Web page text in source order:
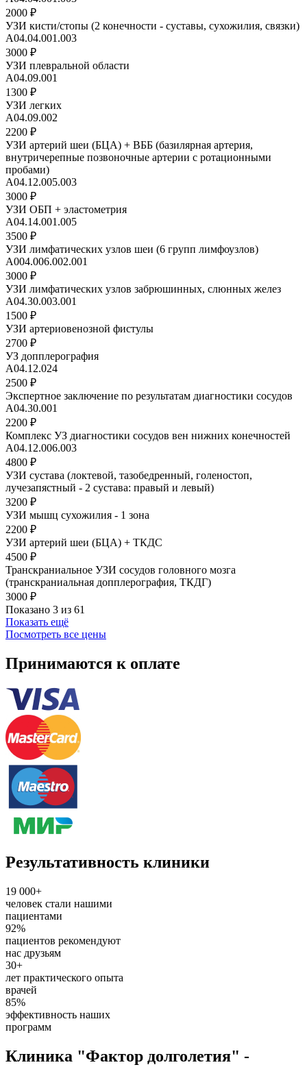
2000 ₽
УЗИ кисти/стопы (2 конечности - суставы, сухожилия, связки)
A04.04.001.003
3000 ₽
УЗИ плевральной области
А04.09.001
1300 ₽
УЗИ легких
A04.09.002
2200 ₽
УЗИ артерий шеи (БЦА) + ВББ (базилярная артерия,
внутричерепные позвоночные артерии с ротационными
пробами)
A04.12.005.003
3000 ₽
УЗИ ОБП + эластометрия
A04.14.001.005
3500 ₽
УЗИ лимфатических узлов шеи (6 групп лимфоузлов)
А004.006.002.001
3000 ₽
УЗИ лимфатических узлов забрюшинных, слюнных желез
A04.30.003.001
1500 ₽
УЗИ артериовенозной фистулы
2700 ₽
УЗ допплерография
A04.12.024
2500 ₽
Экспертное заключение по результатам диагностики сосудов
А04.30.001
2200 ₽
Комплекс УЗ диагностики сосудов вен нижних конечностей
А04.12.006.003
4800 ₽
УЗИ сустава (локтевой, тазобедренный, голеностоп,
лучезапястный - 2 сустава: правый и левый)
3200 ₽
УЗИ мышц сухожилия - 1 зона
2200 ₽
УЗИ артерий шеи (БЦА) + ТКДС
4500 ₽
Транскраниальное УЗИ сосудов головного мозга
(транскраниальная допплерография, ТКДГ)
3000 ₽
Показано 3 из 61
Показать ещё
Посмотреть все цены
Принимаются к оплате
Результативность клиники
19 000+
человек стали нашими
пациентами
92%
пациентов рекомендуют
нас друзьям
30+
лет практического опыта
врачей
85%
эффективность наших
программ
Клиника "Фактор долголетия" -